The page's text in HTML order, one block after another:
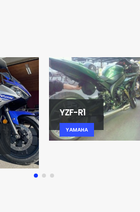
WR250X
YAMAHA